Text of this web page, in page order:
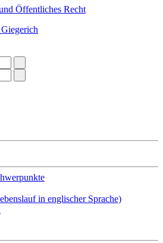
Öffentliches Recht
in englischer Sprache)